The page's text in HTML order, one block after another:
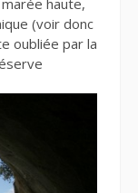
haute,
(voir donc
oubliée par la